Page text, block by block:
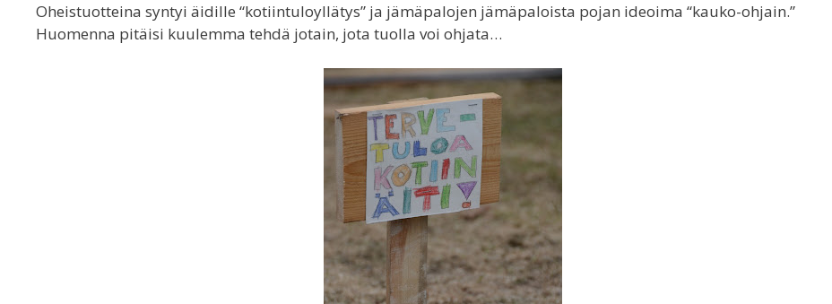
Oheistuotteina syntyi äidille “kotiintuloyllätys” ja jämäpalojen jämäpaloista pojan ideoima “kauko-ohjain.”
Huomenna pitäisi kuulemma tehdä jotain, jota tuolla voi ohjata…